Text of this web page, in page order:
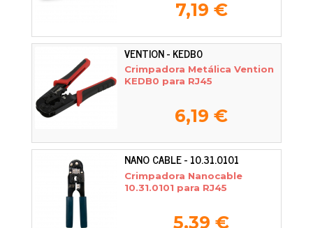
7,19 €
VENTION - KEDB0
Crimpadora Metálica Vention
KEDB0 para RJ45
6,19 €
NANO CABLE - 10.31.0101
Crimpadora Nanocable
10.31.0101 para RJ45
5,39 €